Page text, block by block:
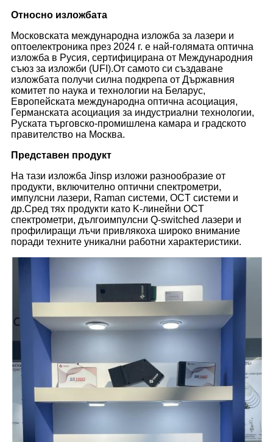
Относно изложбата
Московската международна изложба за лазери и
оптоелектроника през 2024 г. е най-голямата оптична
изложба в Русия, сертифицирана от Международния
съюз за изложби (UFI).От самото си създаване
изложбата получи силна подкрепа от Държавния
комитет по наука и технологии на Беларус,
Европейската международна оптична асоциация,
Германската асоциация за индустриални технологии,
Руската търговско-промишлена камара и градското
правителство на Москва.
Представен продукт
На тази изложба Jinsp изложи разнообразие от
продукти, включително оптични спектрометри,
импулсни лазери, Raman системи, OCT системи и
др.Сред тях продукти като K-линейни OCT
спектрометри, дългоимпулсни Q-switched лазери и
профилиращи лъчи привлякоха широко внимание
поради техните уникални работни характеристики.